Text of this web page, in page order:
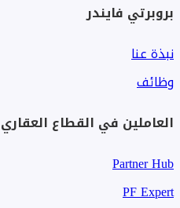
بروبرتي فايندر
نبذة عنا
وظائف
العاملين في القطاع العقاري
Partner Hub
PF Expert